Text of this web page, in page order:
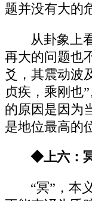
题并没有大的
从卦象上
再大的问题也
爻，其震动波
贞疾，乘刚也
的原因是因为
是地位最高的
◆上六：
“冥”，本